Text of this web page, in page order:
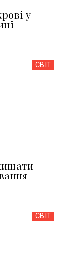
у
СВІТ
СВІТ